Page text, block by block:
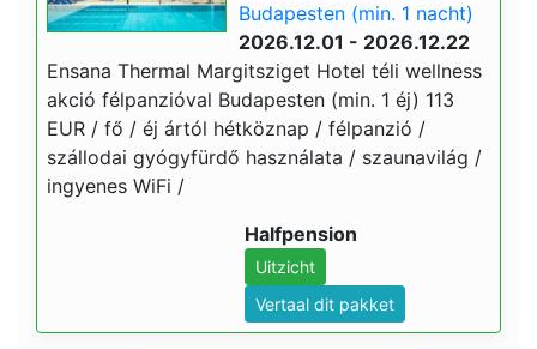
Budapesten (min. 1 nacht)
2026.12.01 - 2026.12.22
Ensana Thermal Margitsziget Hotel téli wellness
akció félpanzióval Budapesten (min. 1 éj) 113
EUR / fő / éj ártól hétköznap / félpanzió /
szállodai gyógyfürdő használata / szaunavilág /
ingyenes WiFi /
Halfpension
Uitzicht
Vertaal dit pakket